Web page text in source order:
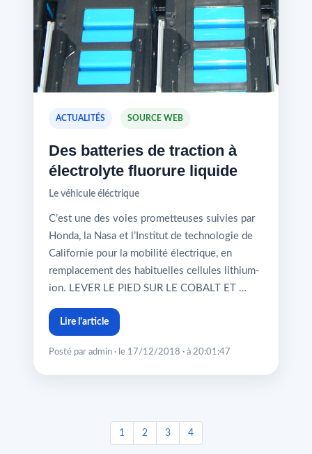
ACTUALITÉS SOURCE WEB
Des batteries de traction à
électrolyte fluorure liquide
Le véhicule éléctrique
C’est une des voies prometteuses suivies par
Honda, la Nasa et l’Institut de technologie de
Californie pour la mobilité électrique, en
remplacement des habituelles cellules lithium-
ion. LEVER LE PIED SUR LE COBALT ET …
Lire l'article
Posté par admin · le 17/12/2018 · à 20:01:47
1 2 3 4